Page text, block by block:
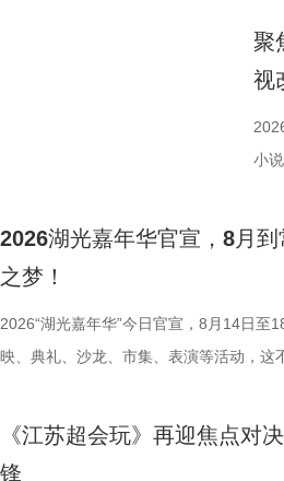
剧
中
情
神
张
架
以
集
依
02
融
浪
02
鸡
动
节
量
而
较
加
方
年
料
聚
视
小
化
活
人
作
2026湖光嘉年华官宣，8月
之梦！
2026“湖光嘉年华”今日官宣，8月14日至
映、典礼、沙龙、市集、表演等活动，这
「观看」「典礼」「理解」「生活」「
《江苏超会玩》再迎焦点对
锋